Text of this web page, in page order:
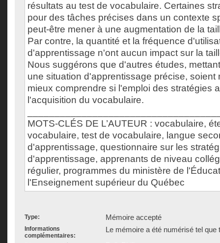
résultats au test de vocabulaire. Certaines
pour des tâches précises dans un contexte
peut-être mener à une augmentation de la
Par contre, la quantité et la fréquence
d'apprentissage n'ont aucun impact sur la
Nous suggérons que d'autres études,
une situation d'apprentissage précise, soient
mieux comprendre si l'emploi des stratégies
l'acquisition du vocabulaire.
MOTS-CLÉS DE L’AUTEUR : vocabulaire,
vocabulaire, test de vocabulaire, langue
d'apprentissage, questionnaire sur les
d'apprentissage, apprenants de niveau
régulier, programmes du ministère de
l'Enseignement supérieur du Québec
Type: Mémoire accepté
Informations
complémentaires:
Le mémoire a été numérisé tel que